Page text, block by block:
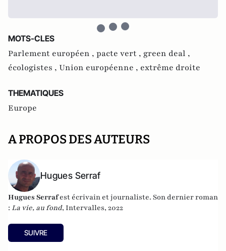
MOTS-CLES
Parlement européen , pacte vert , green deal ,
écologistes , Union européenne , extrême droite
THEMATIQUES
Europe
A PROPOS DES AUTEURS
Hugues Serraf
Hugues Serrafest écrivain et journaliste. Son dernier roman
: La vie, au fond, Intervalles, 2022
SUIVRE